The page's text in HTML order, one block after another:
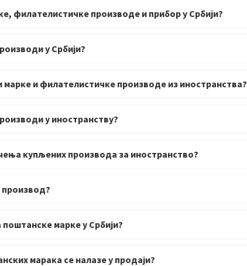
филателистичке производе и прибор у Србији?
у Србији?
марке и филателистичке производе из иностранства?
у иностранству?
купљених производа за иностранство?
марке у Србији?
марака се налазе у продаји?